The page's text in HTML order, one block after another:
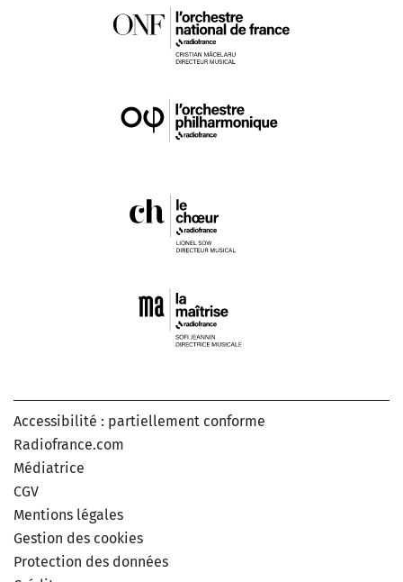
Accessibilité : partiellement conforme
Radiofrance.com
Médiatrice
CGV
Mentions légales
Gestion des cookies
Protection des données